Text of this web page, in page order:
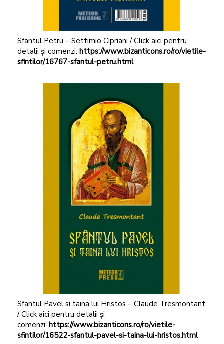
Sfantul Petru – Settimio Cipriani / Click aici pentru
detalii și comenzi: https://www.bizanticons.ro/ro/vietile-
sfintilor/16767-sfantul-petru.html
Sfantul Pavel si taina lui Hristos – Claude Tresmontant
/ Click aici pentru detalii și
comenzi: https://www.bizanticons.ro/ro/vietile-
sfintilor/16522-sfantul-pavel-si-taina-lui-hristos.html